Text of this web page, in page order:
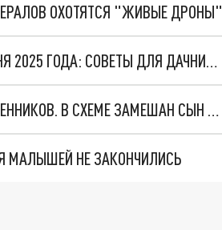
ОХОТЯТСЯ "ЖИВЫЕ ДРОНЫ"
ЛУННЫЙ КАЛЕНДАРЬ ОГОРОДНИКА И САДОВОДА НА 29 ИЮНЯ 2025 ГОДА: СОВЕТЫ ДЛЯ ДАЧНИКОВ НА ДЕНЬ
КУБАНСКИЙ ПЕНСИОНЕР СКОНЧАЛСЯ ПОСЛЕ РАЗВОДА МОШЕННИКОВ. В СХЕМЕ ЗАМЕШАН СЫН ЗВЕЗДЫ "ИНТЕРНОВ"
МАЛЫШЕЙ НЕ ЗАКОНЧИЛИСЬ